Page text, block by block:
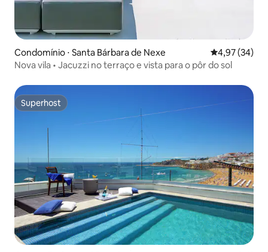
Condomínio ⋅ Santa Bárbara de Nexe 4,97 de uma
4,97 (34)
Nova vila • Jacuzzi no terraço e vista para o pôr do sol
Superhost
Superhost